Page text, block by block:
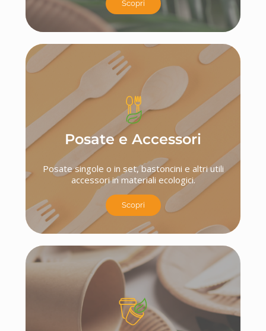
Scopri
Posate e Accessori
Posate singole o in set, bastoncini e altri utili
accessori in materiali ecologici.
Scopri